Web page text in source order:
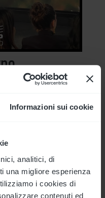
Informazioni sui cookie
analitici, di
una migliore esperienza
i cookies di
contenuti ed
/ Workshop
Il Corso
Pozzati e
di sfruttare